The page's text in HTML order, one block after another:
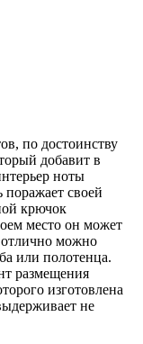
по достоинству
добавит в
ноты
поражает своей
крючок
место он может
можно
или полотенца.
размещения
изготовлена
не